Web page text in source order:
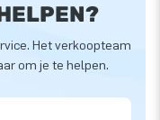
Het verkoopteam
om je te helpen.